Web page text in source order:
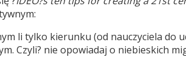
li tylko kierunku (od nauczyciela do
Czyli? nie opowiadaj o niebieskich